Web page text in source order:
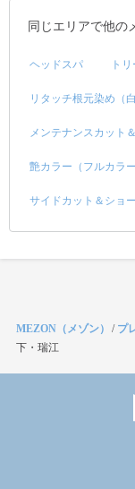
同じエリアで他の
ヘッドスパ ト
リタッチ根元染め（
メンテナンスカット
艶カラー（フルカラ
サイドカット＆ショ
MEZON（メゾン） / プ
下・瑞江